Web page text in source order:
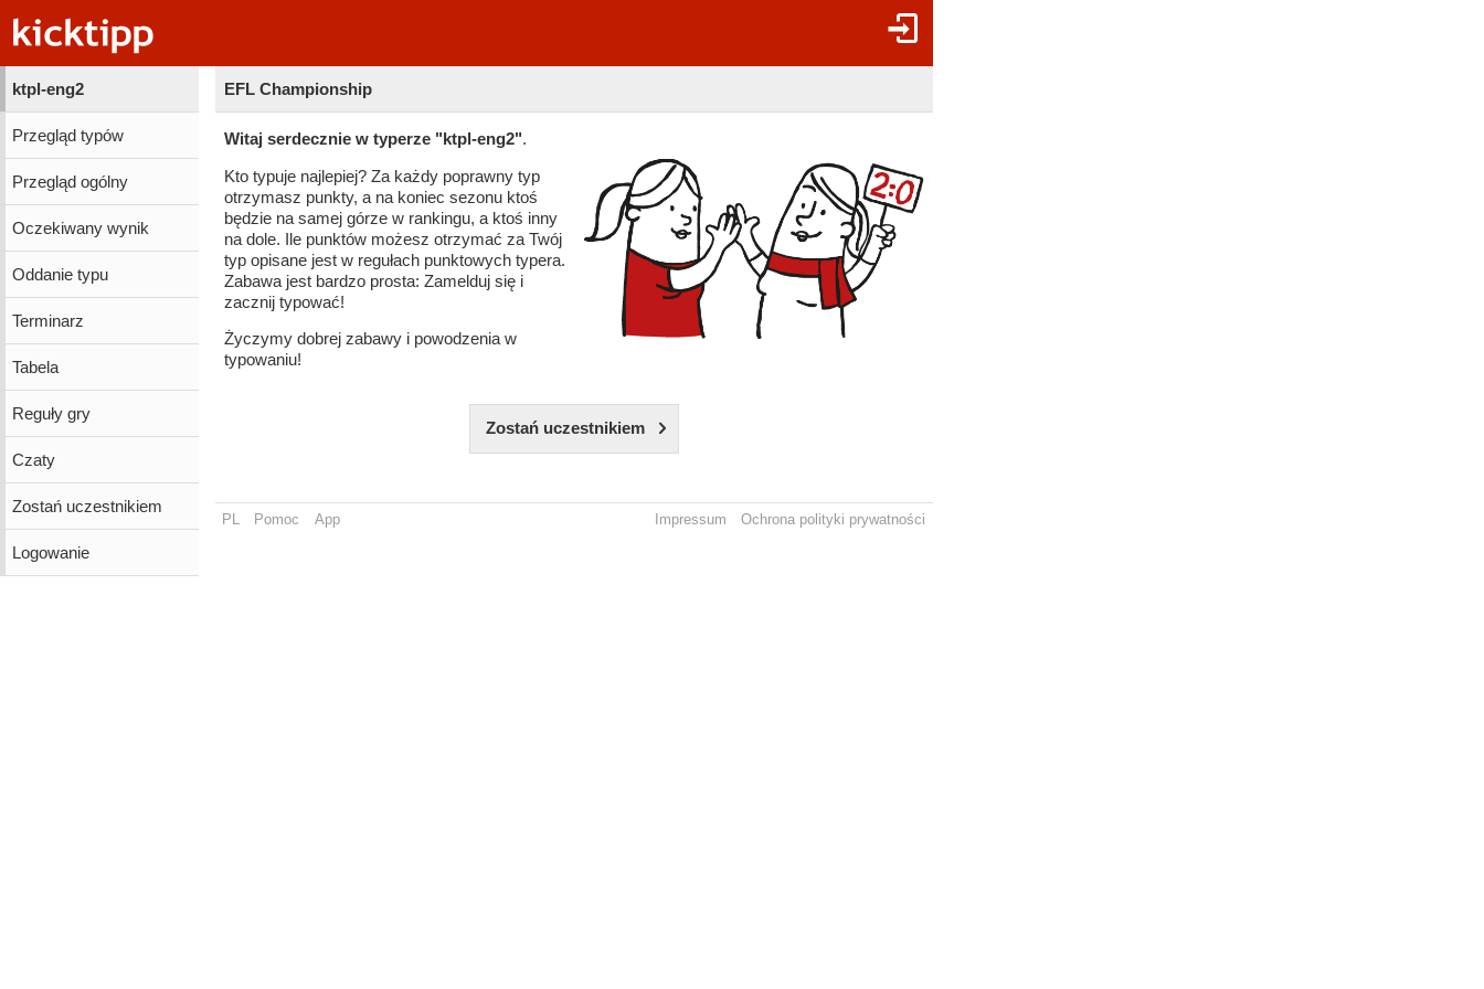
ktpl-eng2
Przegląd typów
Przegląd ogólny
Oczekiwany wynik
Oddanie typu
Terminarz
Tabela
Reguły gry
Czaty
Zostań uczestnikiem
Logowanie
EFL Championship
Witaj serdecznie w typerze "ktpl-eng2".
Kto typuje najlepiej? Za każdy poprawny typ
otrzymasz punkty, a na koniec sezonu ktoś
będzie na samej górze w rankingu, a ktoś inny
na dole. Ile punktów możesz otrzymać za Twój
typ opisane jest w regułach punktowych typera.
Zabawa jest bardzo prosta: Zamelduj się i
zacznij typować!
Życzymy dobrej zabawy i powodzenia w
typowaniu!
Zostań uczestnikiem
PL Pomoc App Impressum Ochrona polityki prywatności